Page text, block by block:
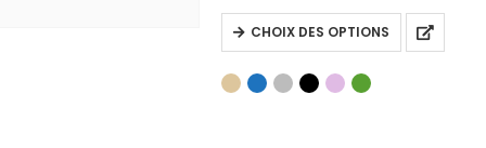
initial
était :
actuel
est :
CHOIX DES OPTIONS
Ce
produit
a